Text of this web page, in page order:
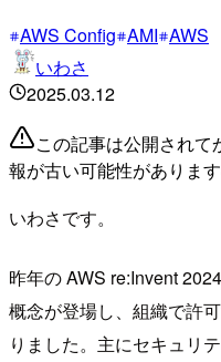
AWS Config AMI AWS
いわさ
2025.03.12
この記事は公開され
報が古い可能性がありま
いわさです。
昨年の AWS re:Invent
概念が登場し、組織で許
りました。主にセキュリ